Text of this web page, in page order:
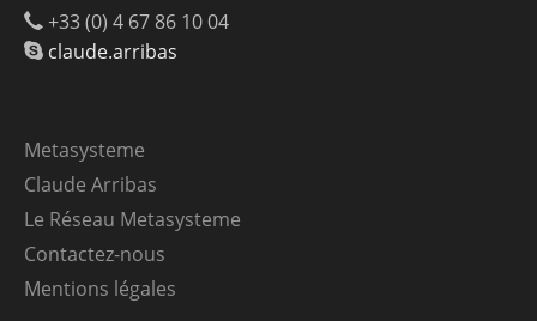
+33 (0) 4 67 86 10 04
claude.arribas
Metasysteme
Claude Arribas
Le Réseau Metasysteme
Contactez-nous
Mentions légales